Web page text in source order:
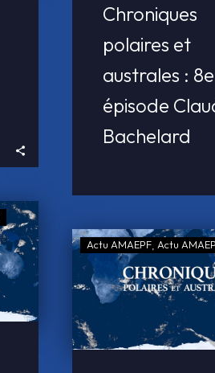
Chroniques
polaires et
australes : 8e
épisode
Bachelard
Actu AMAEPF Actu